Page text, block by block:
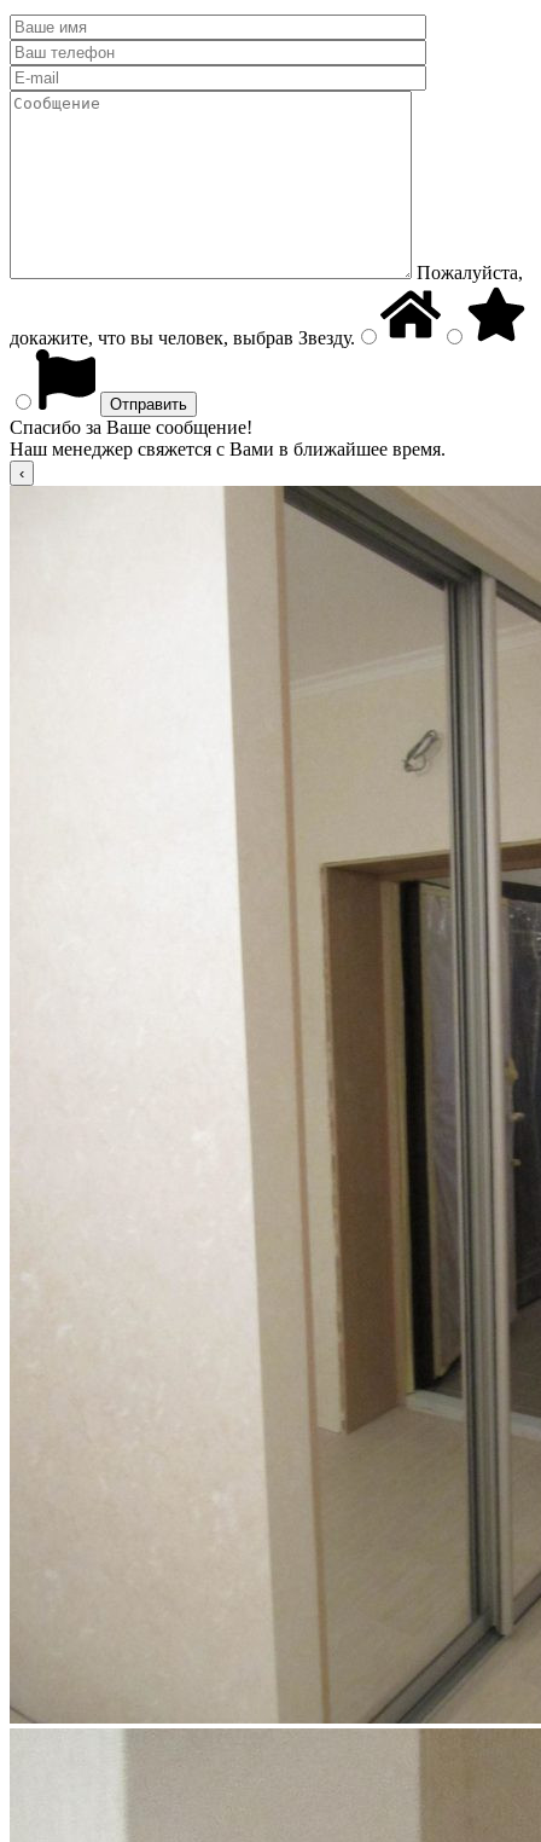
Пожалуйста,
докажите, что вы человек, выбрав Звезду.
Спасибо за Ваше сообщение!
Наш менеджер свяжется с Вами в ближайшее время.